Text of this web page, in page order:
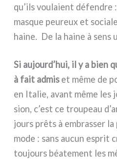
qu’ils vou­la­ient défen­dre
masque peu­reux et
hai­ne. De la hai­ne à sens
Si aujourd’hui, il y a bien
à fait admiset même de
en Italie, avant même
sion, c’est ce trou­peau
jours prê­ts à embras­ser
mode : sans aucun esprit
tou­jours béa­te­ment les